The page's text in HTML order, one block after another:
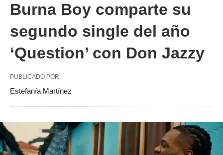
Burna Boy comparte su
segundo single del año
‘Question’ con Don Jazzy
PUBLICADO POR
Estefanía Martínez